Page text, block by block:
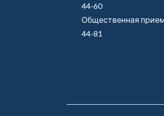
44-60
Общественная
44-81